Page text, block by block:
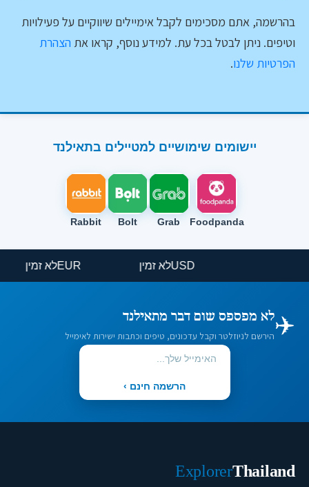
בהרשמה, אתם מסכימים לקבל אימיילים שיווקיים על פעילויות
וטיפים. ניתן לבטל בכל עת. למידע נוסף, קראו את הצהרת
הפרטיות שלנו.
יישומים שימושיים למטיילים בתאילנד
Foodpanda
Grab
Bolt
Rabbit
USDלא זמין EURלא זמין
✈️לא מפספס שום דבר מתאילנד
הירשם לניוזלטר וקבל עדכונים, טיפים וכתבות ישירות לאימייל
הרשמה חינם ›
Thailand
Explorer